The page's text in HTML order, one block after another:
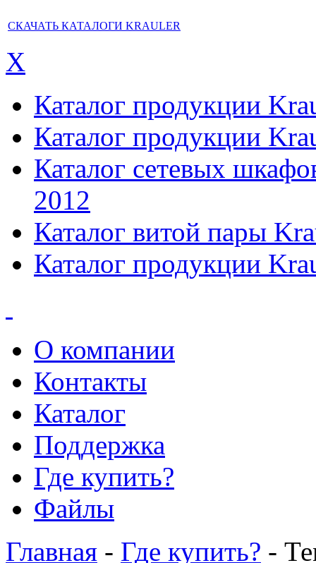
СКАЧАТЬ КАТАЛОГИ KRAULER
X
Каталог продукции
Каталог продукции
Каталог сетевых
2012
Каталог витой пары
Каталог продукции
О компании
Контакты
Каталог
Поддержка
Где купить?
Файлы
Главная - Где купить? -